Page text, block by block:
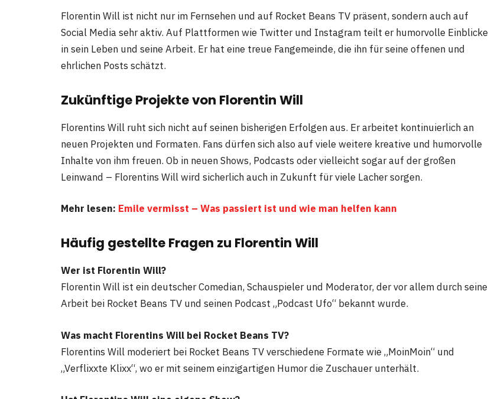
Florentin Will ist nicht nur im Fernsehen und auf Rocket Beans TV präsent, sondern auch auf
Social Media sehr aktiv. Auf Plattformen wie Twitter und Instagram teilt er humorvolle Einblicke
in sein Leben und seine Arbeit. Er hat eine treue Fangemeinde, die ihn für seine offenen und
ehrlichen Posts schätzt.
Zukünftige Projekte von Florentin Will
Florentins Will ruht sich nicht auf seinen bisherigen Erfolgen aus. Er arbeitet kontinuierlich an
neuen Projekten und Formaten. Fans dürfen sich also auf viele weitere kreative und humorvolle
Inhalte von ihm freuen. Ob in neuen Shows, Podcasts oder vielleicht sogar auf der großen
Leinwand – Florentins Will wird sicherlich auch in Zukunft für viele Lacher sorgen.
Mehr lesen: Emile vermisst – Was passiert ist und wie man helfen kann
Häufig gestellte Fragen zu Florentin Will
Wer ist Florentin Will?
Florentin Will ist ein deutscher Comedian, Schauspieler und Moderator, der vor allem durch seine
Arbeit bei Rocket Beans TV und seinen Podcast „Podcast Ufo“ bekannt wurde.
Was macht Florentins Will bei Rocket Beans TV?
Florentins Will moderiert bei Rocket Beans TV verschiedene Formate wie „MoinMoin“ und
„Verflixxte Klixx“, wo er mit seinem einzigartigen Humor die Zuschauer unterhält.